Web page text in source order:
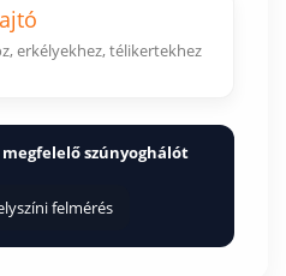
erkélyekhez, télikertekhez
szúnyoghálót
felmérés